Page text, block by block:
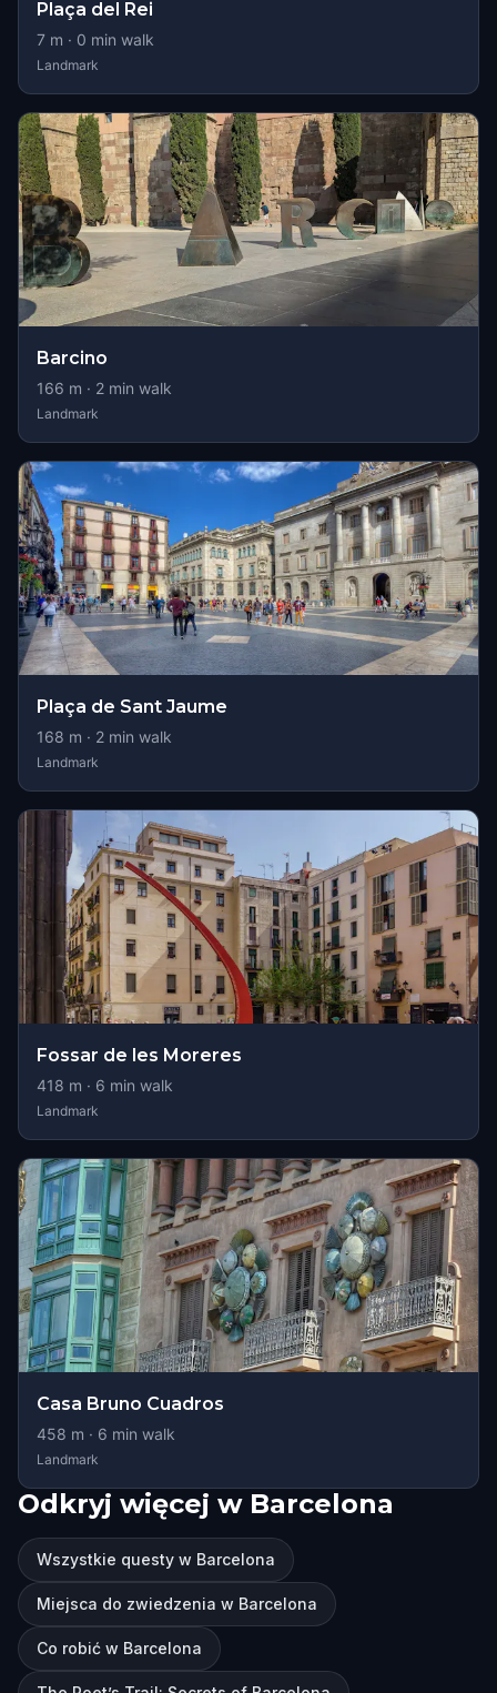
Plaça del Rei
7 m · 0 min walk
Landmark
Barcino
166 m · 2 min walk
Landmark
Plaça de Sant Jaume
168 m · 2 min walk
Landmark
Fossar de les Moreres
418 m · 6 min walk
Landmark
Casa Bruno Cuadros
458 m · 6 min walk
Landmark
Odkryj więcej w Barcelona
Wszystkie questy w Barcelona
Miejsca do zwiedzenia w Barcelona
Co robić w Barcelona